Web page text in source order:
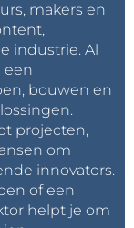
makers en
industrie. Al
een
bouwen en
projecten,
om
innovators.
of een
helpt je om